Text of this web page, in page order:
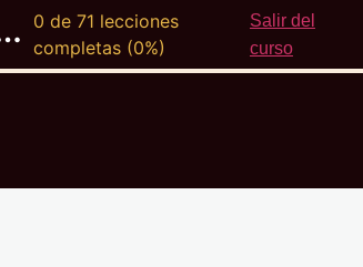
ULM
0 de 71 lecciones
completas (0%)
Salir del
curso